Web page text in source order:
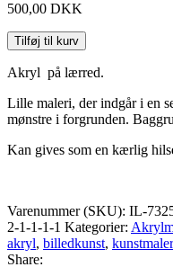
500,00 DKK
Tilføj til kurv
Akryl på lærred.
Lille maleri, der indgår i en
mønstre i forgrunden.
Kan gives som en kærlig
Varenummer (SKU): IL-
2-1-1-1-1 Kategorier:
akryl, billedkunst,
Share: